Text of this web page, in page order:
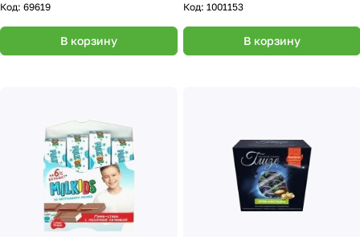
Код: 69619
В корзину
Код: 1001153
В корзину